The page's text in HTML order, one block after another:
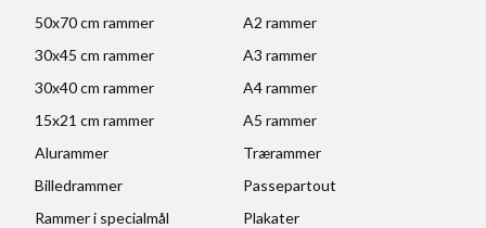
50x70 cm rammer
A2 rammer
30x45 cm rammer
A3 rammer
30x40 cm rammer
A4 rammer
15x21 cm rammer
A5 rammer
Alurammer
Trærammer
Billedrammer
Passepartout
Rammer i specialmål
Plakater